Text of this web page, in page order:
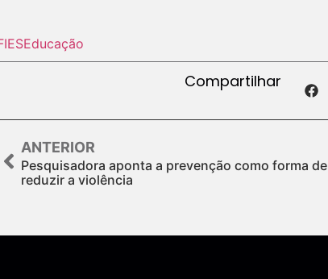
Educação
Compartilhar
ANTERIOR
Pesquisadora aponta a prevenção como forma de
reduzir a violência